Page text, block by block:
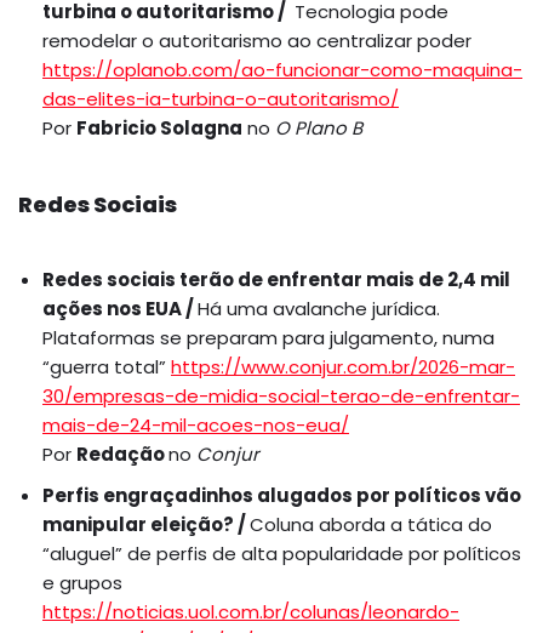
turbina o autoritarismo / Tecnologia pode
remodelar o autoritarismo ao centralizar poder
https://oplanob.com/ao-funcionar-como-maquina-
das-elites-ia-turbina-o-autoritarismo/
Por Fabricio Solagna no O Plano B
Redes Sociais
Redes sociais terão de enfrentar mais de 2,4 mil
ações nos EUA /Há uma avalanche jurídica.
Plataformas se preparam para julgamento, numa
“guerra total” https://www.conjur.com.br/2026-mar-
30/empresas-de-midia-social-terao-de-enfrentar-
mais-de-24-mil-acoes-nos-eua/
Por Redaçãono Conjur
Perfis engraçadinhos alugados por políticos vão
manipular eleição? /Coluna aborda a tática do
“aluguel” de perfis de alta popularidade por políticos
e grupos
https://noticias.uol.com.br/colunas/leonardo-